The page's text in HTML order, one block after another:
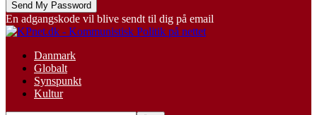
En adgangskode vil blive sendt til dig på email
Danmark
Globalt
Synspunkt
Kultur